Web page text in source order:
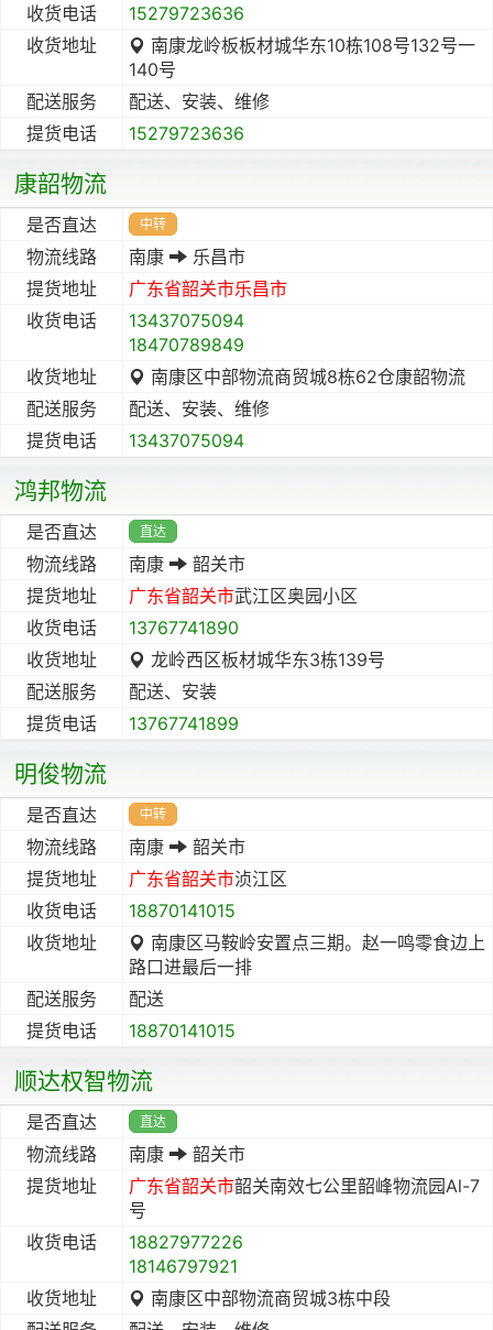
收货电话
15279723636
收货地址
南康龙岭板板材城华东10栋108号132号一
140号
配送服务
配送、安装、维修
提货电话
15279723636
康韶物流
是否直达 中转
物流线路 南康
乐昌市
提货地址
广东省韶关市乐昌市
收货电话
13437075094
18470789849
收货地址
南康区中部物流商贸城8栋62仓康韶物流
配送服务
配送、安装、维修
提货电话
13437075094
鸿邦物流
是否直达 直达
物流线路 南康
韶关市
提货地址
广东省韶关市武江区奥园小区
收货电话
13767741890
收货地址
龙岭西区板材城华东3栋139号
配送服务
配送、安装
提货电话
13767741899
明俊物流
是否直达 中转
物流线路 南康
韶关市
提货地址
广东省韶关市浈江区
收货电话
18870141015
收货地址
南康区马鞍岭安置点三期。赵一鸣零食边上
路口进最后一排
配送服务
配送
提货电话
18870141015
顺达权智物流
是否直达 直达
物流线路 南康
韶关市
提货地址
广东省韶关市韶关南效七公里韶峰物流园Al-7
号
收货电话
18827977226
18146797921
收货地址
南康区中部物流商贸城3栋中段